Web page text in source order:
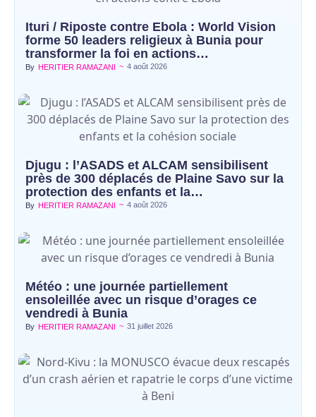
Ituri / Riposte contre Ebola : World Vision
forme 50 leaders religieux à Bunia pour
transformer la foi en actions…
By HERITIER RAMAZANI ~ 4 août 2026
Djugu : l’ASADS et ALCAM sensibilisent
près de 300 déplacés de Plaine Savo sur la
protection des enfants et la…
By HERITIER RAMAZANI ~ 4 août 2026
Météo : une journée partiellement
ensoleillée avec un risque d’orages ce
vendredi à Bunia
By HERITIER RAMAZANI ~ 31 juillet 2026